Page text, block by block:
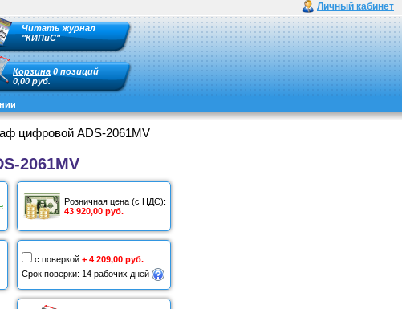
Личный кабинет
Читать журнал
"КИПиС"
Корзина 0 позиций
0,00 руб.
цифровой ADS-2061MV
2061MV
Розничная цена (с НДС):
43 920,00 руб.
с поверкой + 4 209,00 руб.
Срок поверки: 14 рабочих дней